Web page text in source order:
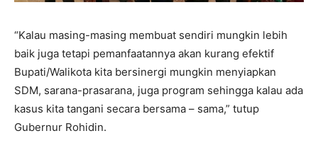
“Kalau masing-masing membuat sendiri mungkin lebih
baik juga tetapi pemanfaatannya akan kurang efektif
Bupati/Walikota kita bersinergi mungkin menyiapkan
SDM, sarana-prasarana, juga program sehingga kalau ada
kasus kita tangani secara bersama – sama,” tutup
Gubernur Rohidin.